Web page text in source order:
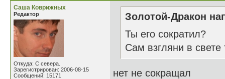
Саша Коврижных
Редактор
Откуда: С севера.
Зарегистрирован: 2006-08-15
Сообщений: 15171
Золотой-Дракон
Ты его сократил?
Сам взгляни в
нет не сокращал